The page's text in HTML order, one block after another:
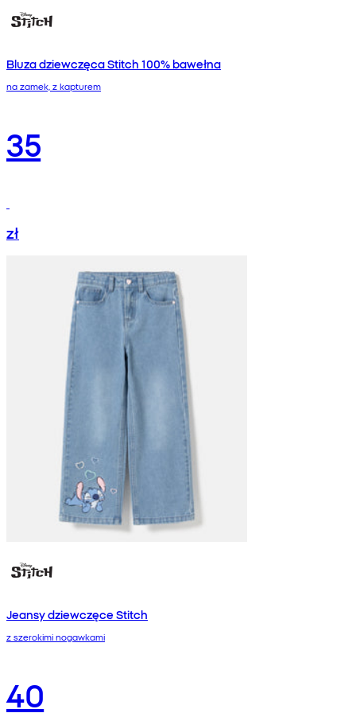
Bluza dziewczęca Stitch 100% bawełna
na zamek, z kapturem
35
zł
Jeansy dziewczęce Stitch
z szerokimi nogawkami
40